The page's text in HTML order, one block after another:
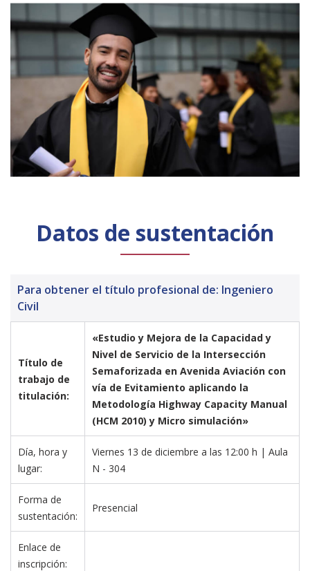
Datos de sustentación
Para obtener el título profesional de: Ingeniero
Civil
Título de
trabajo de
titulación:
«Estudio y Mejora de la Capacidad y
Nivel de Servicio de la Intersección
Semaforizada en Avenida Aviación con
vía de Evitamiento aplicando la
Metodología Highway Capacity Manual
(HCM 2010) y Micro simulación»
Día, hora y
lugar:
Viernes 13 de diciembre a las 12:00 h | Aula
N - 304
Forma de
sustentación:
Presencial
Enlace de
inscripción: